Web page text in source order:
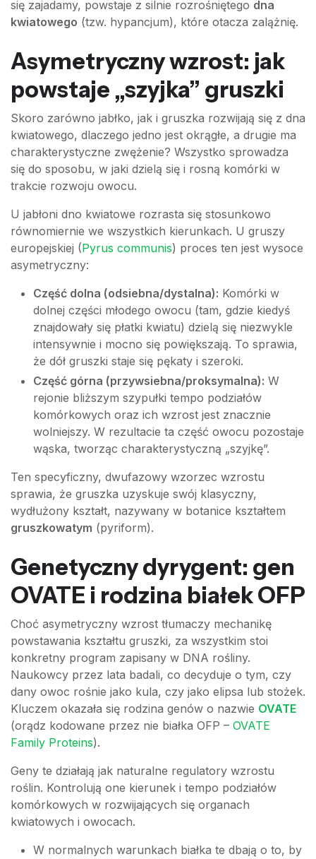
się zajadamy, powstaje z silnie rozrośniętego dna
kwiatowego (tzw. hypancjum), które otacza zalążnię.
Asymetryczny wzrost: jak
powstaje „szyjka” gruszki
Skoro zarówno jabłko, jak i gruszka rozwijają się z dna
kwiatowego, dlaczego jedno jest okrągłe, a drugie ma
charakterystyczne zwężenie? Wszystko sprowadza
się do sposobu, w jaki dzielą się i rosną komórki w
trakcie rozwoju owocu.
U jabłoni dno kwiatowe rozrasta się stosunkowo
równomiernie we wszystkich kierunkach. U gruszy
europejskiej (Pyrus communis) proces ten jest wysoce
asymetryczny:
Część dolna (odsiebna/dystalna): Komórki w
dolnej części młodego owocu (tam, gdzie kiedyś
znajdowały się płatki kwiatu) dzielą się niezwykle
intensywnie i mocno się powiększają. To sprawia,
że dół gruszki staje się pękaty i szeroki.
Część górna (przywsiebna/proksymalna): W
rejonie bliższym szypułki tempo podziałów
komórkowych oraz ich wzrost jest znacznie
wolniejszy. W rezultacie ta część owocu pozostaje
wąska, tworząc charakterystyczną „szyjkę”.
Ten specyficzny, dwufazowy wzorzec wzrostu
sprawia, że gruszka uzyskuje swój klasyczny,
wydłużony kształt, nazywany w botanice kształtem
gruszkowatym (pyriform).
Genetyczny dyrygent: gen
OVATE i rodzina białek OFP
Choć asymetryczny wzrost tłumaczy mechanikę
powstawania kształtu gruszki, za wszystkim stoi
konkretny program zapisany w DNA rośliny.
Naukowcy przez lata badali, co decyduje o tym, czy
dany owoc rośnie jako kula, czy jako elipsa lub stożek.
Kluczem okazała się rodzina genów o nazwie OVATE
(orądz kodowane przez nie białka OFP – OVATE
Family Proteins).
Geny te działają jak naturalne regulatory wzrostu
roślin. Kontrolują one kierunek i tempo podziałów
komórkowych w rozwijających się organach
kwiatowych i owocach.
W normalnych warunkach białka te dbają o to, by